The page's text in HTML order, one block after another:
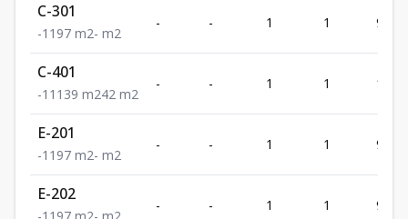
C-301
-1 1 97 m2- m2
- - 1 1 97
C-401
-1 1 139 m242 m2
- - 1 1 139
E-201
-1 1 97 m2- m2
- - 1 1 97
E-202
- - 1 1 97